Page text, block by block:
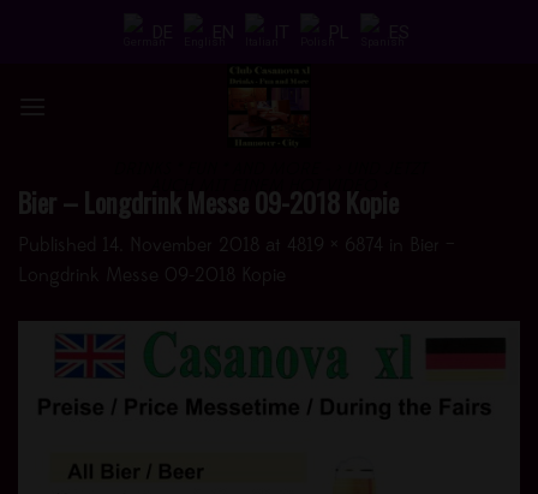
Bier – Longdrink Messe 09-2018 Kopie
Published 14. November 2018 at 4819 × 6874
Bier –
Longdrink Messe 09-2018 Kopie